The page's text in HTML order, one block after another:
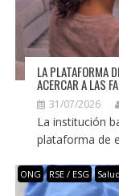
LA PLATAFORMA
ACERCAR A LAS
31/07/2026
La institución
plataforma de
ONG RSE / ESG Salud